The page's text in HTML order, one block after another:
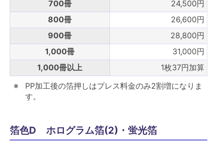
700冊
24,500円
800冊
26,600円
900冊
28,800円
1,000冊
31,000円
1,000冊以上
1枚37円加算
PP加工後の箔押しはプレス料金のみ2割増になりま
す。
箔色D ホログラム箔(2)・蛍光箔